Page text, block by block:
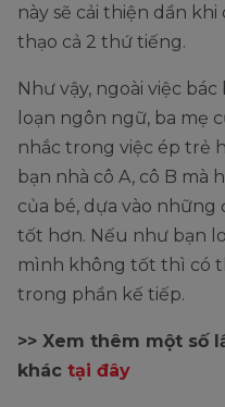
này sẽ cải thiện dần
thạo cả 2 thứ tiếng.
Như vậy, ngoài việc
loạn ngôn ngữ, ba mẹ
nhắc trong việc ép trẻ
bạn nhà cô A, cô B mà
của bé, dựa vào
tốt hơn. Nếu như bạn
mình không tốt thì có
trong phần kế tiếp.
>> Xem thêm một số
khác tại đây